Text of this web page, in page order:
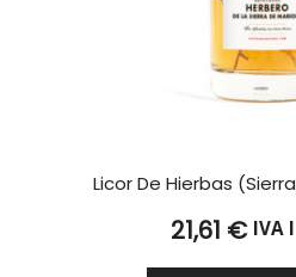
Licor De Hierbas
21,61 € IVA